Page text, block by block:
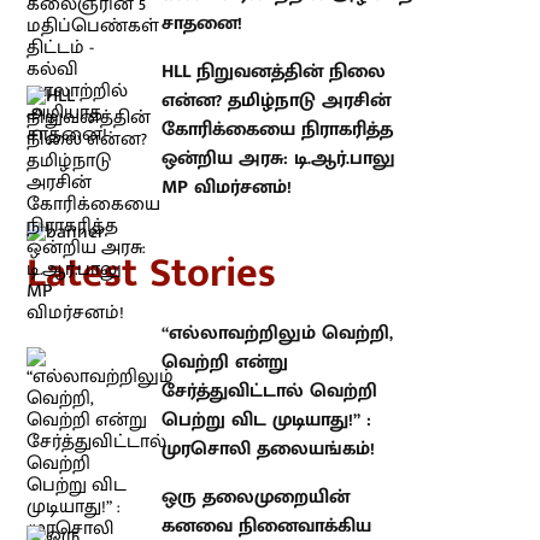
தமிழ்நாடு அரசின் கோரிக்கையை
நிராகரித்த ஒன்றிய அரசு:
டி.ஆர்.பாலு MP விமர்சனம்!
Latest Stories
“எல்லாவற்றிலும் வெற்றி, வெற்றி
என்று சேர்த்துவிட்டால் வெற்றி
பெற்று விட முடியாது!” : முரசொலி
தலையங்கம்!
ஒரு தலைமுறையின் கனவை
நினைவாக்கிய கலைஞரின் 5
மதிப்பெண்கள் திட்டம் - கல்வி
வரலாற்றில் அழியாத சாதனை!
HLL நிறுவனத்தின் நிலை என்ன?
தமிழ்நாடு அரசின் கோரிக்கையை